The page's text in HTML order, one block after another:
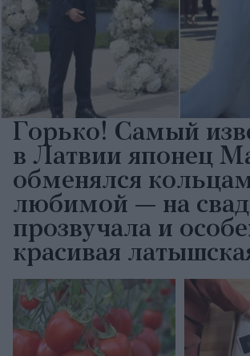
Горько! Самый
в Латвии японец
обменялся
любимой — на
прозвучала и
красивая